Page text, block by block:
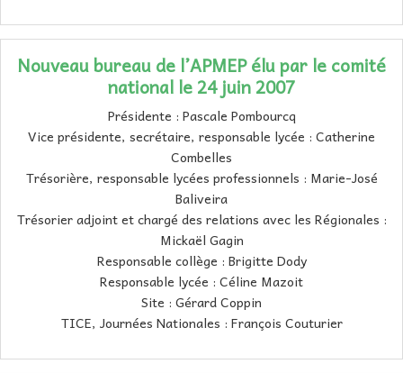
Nouveau bureau de l’APMEP élu par le comité
national le 24 juin 2007
Présidente : Pascale Pombourcq
Vice présidente, secrétaire, responsable lycée : Catherine
Combelles
Trésorière, responsable lycées professionnels : Marie-José
Baliveira
Trésorier adjoint et chargé des relations avec les Régionales :
Mickaël Gagin
Responsable collège : Brigitte Dody
Responsable lycée : Céline Mazoit
Site : Gérard Coppin
TICE, Journées Nationales : François Couturier